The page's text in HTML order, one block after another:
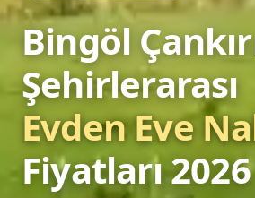
Bingöl
Şehirlerarası
Evden Eve
Fiyatları 2026